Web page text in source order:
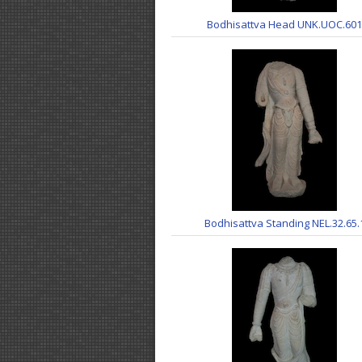
Bodhisattva Head UNK.UOC.601
Bodhisattva Standing